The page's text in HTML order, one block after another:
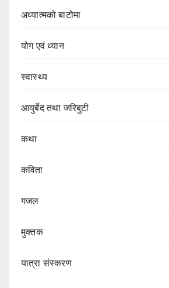
अध्यात्मको बाटोमा
योग एवं ध्यान
स्वास्थ्य
आयुर्बेद तथा जरिबुटी
कथा
कविता
गजल
मुक्तक
यात्रा संस्करण